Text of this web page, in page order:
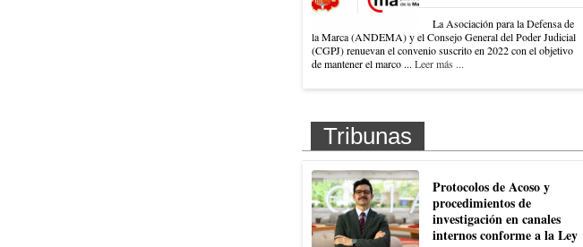
La Asociación para la Defensa de
la Marca (ANDEMA) y el Consejo General del Poder Judicial
(CGPJ) renuevan el convenio suscrito en 2022 con el objetivo
de mantener el marco ... Leer más ...
Tribunas
Protocolos de Acoso y
procedimientos de
investigación en canales
internos conforme a la Ley